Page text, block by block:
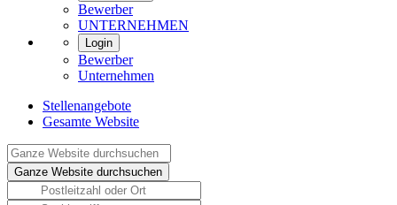
Bewerber
UNTERNEHMEN
Login
Bewerber
Unternehmen
Stellenangebote
Gesamte Website